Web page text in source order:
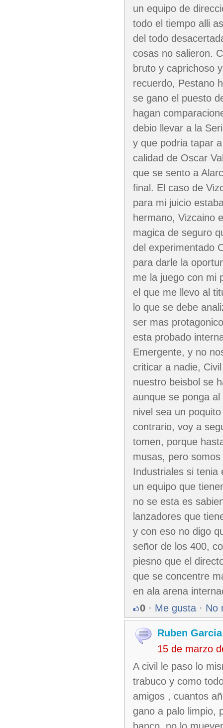
un equipo de
todo el tiempo alli
del todo
cosas no salieron.
bruto y caprichoso
recuerdo, Pestano
se gano el puesto
hagan
debio llevar a la
y que podria tapar
calidad de Oscar
que se sento a
final. El caso de
para mi juicio
hermano, Vizcaino
magica de seguro
del experimentado
para darle la
me la juego con mi
el que me llevo al
lo que se debe
ser mas
esta probado
Emergente, y no
criticar a nadie,
nuestro beisbol se
aunque se ponga
nivel sea un
contrario, voy a
tomen, porque
musas, pero
Industriales si tenia
un equipo que
no se esta es
lanzadores que
y con eso no digo
señor de los 400,
piesno que el
que se concentre
en ala arena
0 · Me gusta · No
Ruben Garcia
15 de marzo
A civil le paso lo
trabuco y como
amigos , cuantos
gano a palo limpio,